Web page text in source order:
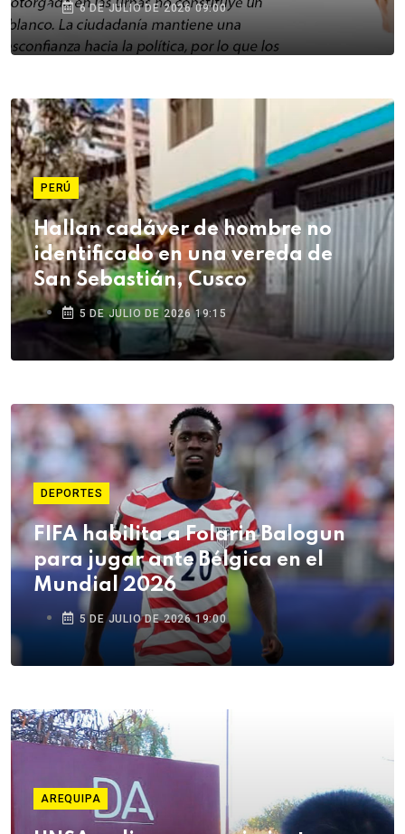
6 DE JULIO DE 2026 09:00
PERÚ
Hallan cadáver de hombre no
identificado en una vereda de
San Sebastián, Cusco
5 DE JULIO DE 2026 19:15
DEPORTES
FIFA habilita a Folarin Balogun
para jugar ante Bélgica en el
Mundial 2026
5 DE JULIO DE 2026 19:00
AREQUIPA